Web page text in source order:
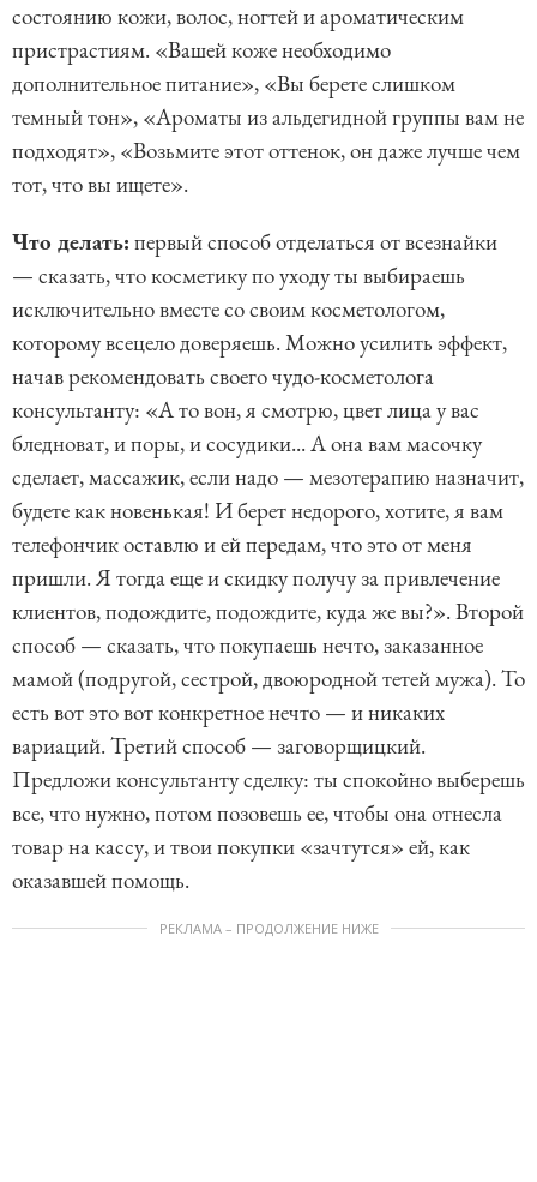
состоянию кожи, волос, ногтей и ароматическим
пристрастиям. «Вашей коже необходимо
дополнительное питание», «Вы берете слишком
темный тон», «Ароматы из альдегидной группы вам не
подходят», «Возьмите этот оттенок, он даже лучше чем
тот, что вы ищете».
Что делать: первый способ отделаться от всезнайки
— сказать, что косметику по уходу ты выбираешь
исключительно вместе со своим косметологом,
которому всецело доверяешь. Можно усилить эффект,
начав рекомендовать своего чудо-косметолога
консультанту: «А то вон, я смотрю, цвет лица у вас
бледноват, и поры, и сосудики... А она вам масочку
сделает, массажик, если надо — мезотерапию назначит,
будете как новенькая! И берет недорого, хотите, я вам
телефончик оставлю и ей передам, что это от меня
пришли. Я тогда еще и скидку получу за привлечение
клиентов, подождите, подождите, куда же вы?». Второй
способ — сказать, что покупаешь нечто, заказанное
мамой (подругой, сестрой, двоюродной тетей мужа). То
есть вот это вот конкретное нечто — и никаких
вариаций. Третий способ — заговорщицкий.
Предложи консультанту сделку: ты спокойно выберешь
все, что нужно, потом позовешь ее, чтобы она отнесла
товар на кассу, и твои покупки «зачтутся» ей, как
оказавшей помощь.
РЕКЛАМА – ПРОДОЛЖЕНИЕ НИЖЕ